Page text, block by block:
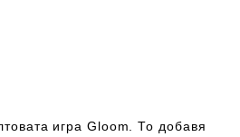
игра Gloom. То добавя